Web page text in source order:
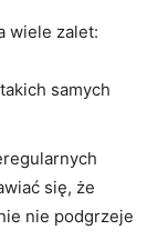
wiele zalet:
samych
się, że
nie podgrzeje